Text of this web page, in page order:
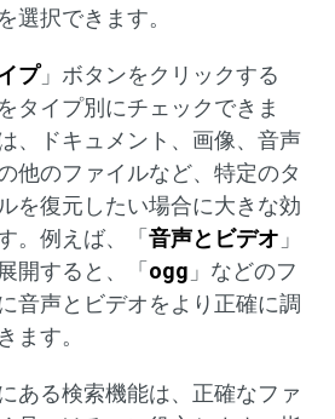
選択できます。
プ」ボタンをクリックする
タイプ別にチェックできま
、ドキュメント、画像、音声
他のファイルなど、特定のタ
を復元したい場合に大きな効
。例えば、「 音声とビデオ 」
開すると、「 ogg 」などのフ
音声とビデオをより正確に調
ます。
ある検索機能は、正確なファ